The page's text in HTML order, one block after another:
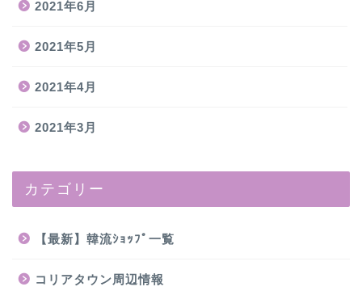
2021年6月
2021年5月
2021年4月
2021年3月
カテゴリー
【最新】韓流ｼｮｯﾌﾟ一覧
コリアタウン周辺情報